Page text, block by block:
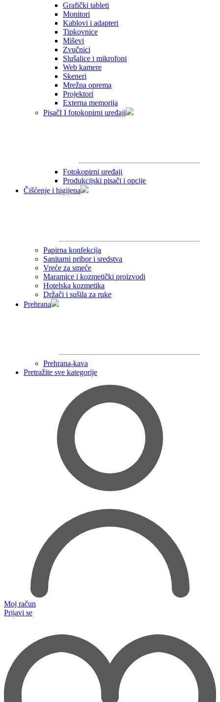
Grafički tableti
Monitori
Kablovi i adapteri
Tipkovnice
Miševi
Zvučnici
Slušalice i mikrofoni
Web kamere
Skeneri
Mrežna oprema
Projektori
Externa memorija
PisačI I fotokopirni uređaji
Fotokopirni uređaji
Produkcijski pisači i opcije
Čišćenje i higijena
Papirna konfekcija
Sanitarni pribor i sredstva
Vreće za smeće
Maramice i kozmetički proizvodi
Hotelska kozmetika
Držači i sušila za ruke
Prehrana
Prehrana-kava
Pretražite sve kategorije
Moj račun
Prijavi se